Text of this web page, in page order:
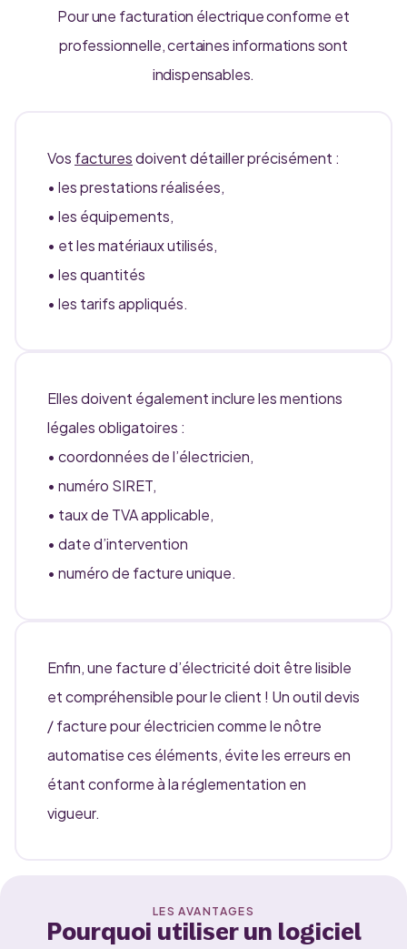
Pour une facturation électrique conforme et
professionnelle, certaines informations sont
indispensables.
Vos facturesdoivent détailler précisément :
• les prestations réalisées,
• les équipements,
• et les matériaux utilisés,
• les quantités
• les tarifs appliqués.
Elles doivent également inclure les mentions
légales obligatoires :
• coordonnées de l’électricien,
• numéro SIRET,
• taux de TVA applicable,
• date d’intervention
• numéro de facture unique.
Enfin, une facture d’électricité doit être lisible
et compréhensible pour le client ! Un outil devis
/ facture pour électricien comme le nôtre
automatise ces éléments, évite les erreurs en
étant conforme à la réglementation en
vigueur.
LES AVANTAGES
Pourquoi utiliser un logiciel